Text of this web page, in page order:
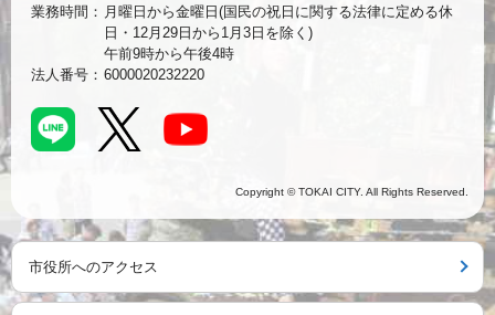
業務時間： 月曜日から金曜日(国民の祝日に関する法律に定める休
日・12月29日から1月3日を除く)
午前9時から午後4時
法人番号： 6000020232220
Copyright © TOKAI CITY. All Rights Reserved.
市役所へのアクセス